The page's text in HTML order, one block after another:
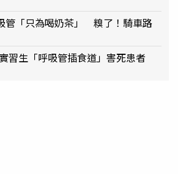
管「只為喝奶茶」 糗了！騎車路
習生「呼吸管插食道」害死患者